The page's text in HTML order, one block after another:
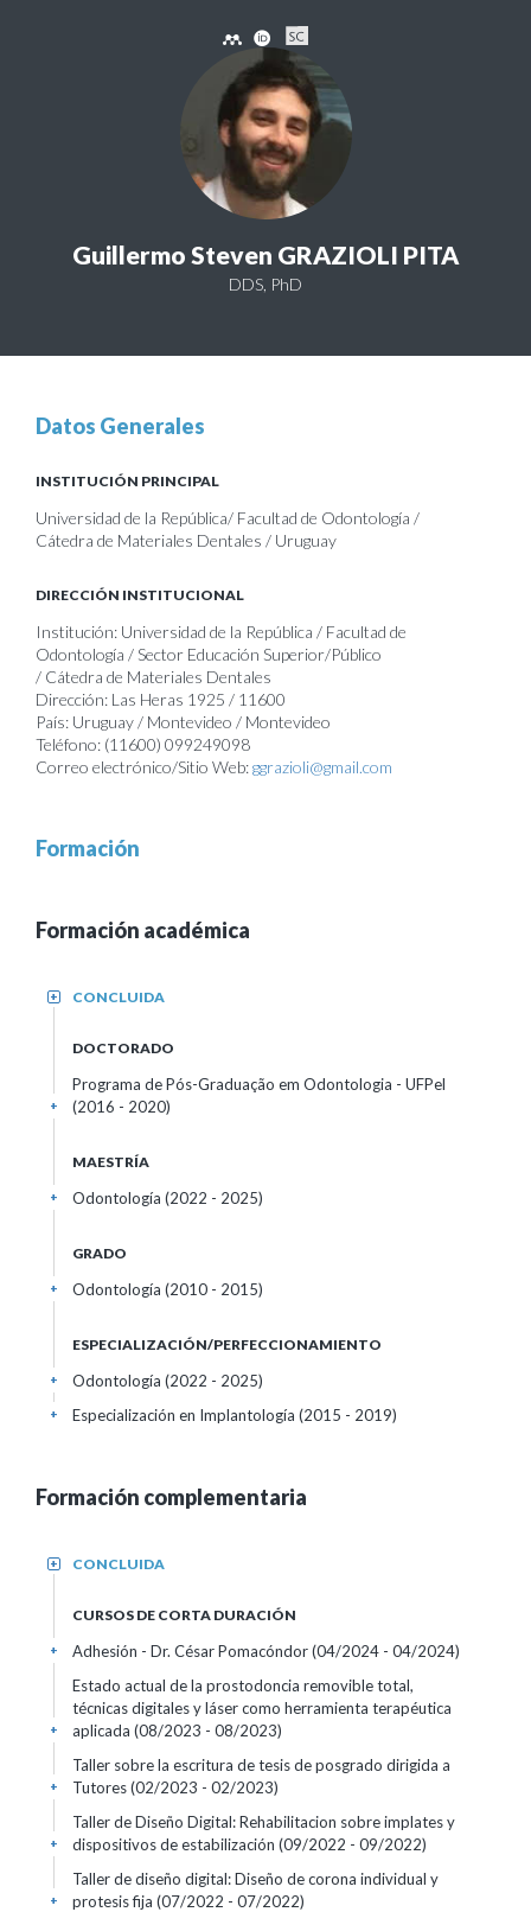
Guillermo Steven GRAZIOLI PITA
DDS, PhD
Datos Generales
INSTITUCIÓN PRINCIPAL
Universidad de la República/ Facultad de Odontología /
Cátedra de Materiales Dentales / Uruguay
DIRECCIÓN INSTITUCIONAL
Institución: Universidad de la República / Facultad de
Odontología / Sector Educación Superior/Público
/ Cátedra de Materiales Dentales
Dirección: Las Heras 1925 / 11600
País: Uruguay / Montevideo / Montevideo
Teléfono: (11600) 099249098
Correo electrónico/Sitio Web:ggrazioli@gmail.com
Formación
Formación académica
CONCLUIDA
+
DOCTORADO
Programa de Pós-Graduação em Odontologia - UFPel
(2016 - 2020)
+
MAESTRÍA
Odontología (2022 - 2025)
+
GRADO
Odontología (2010 - 2015)
+
ESPECIALIZACIÓN/PERFECCIONAMIENTO
Odontología (2022 - 2025)
+
Especialización en Implantología (2015 - 2019)
+
Formación complementaria
CONCLUIDA
+
CURSOS DE CORTA DURACIÓN
Adhesión - Dr. César Pomacóndor(04/2024 - 04/2024)
+
Estado actual de la prostodoncia removible total,
técnicas digitales y láser como herramienta terapéutica
aplicada (08/2023 - 08/2023)
+
Taller sobre la escritura de tesis de posgrado dirigida a
Tutores(02/2023 - 02/2023)
+
Taller de Diseño Digital: Rehabilitacion sobre implates y
dispositivos de estabilización (09/2022 - 09/2022)
+
Taller de diseño digital: Diseño de corona individual y
protesis fija (07/2022 - 07/2022)
+